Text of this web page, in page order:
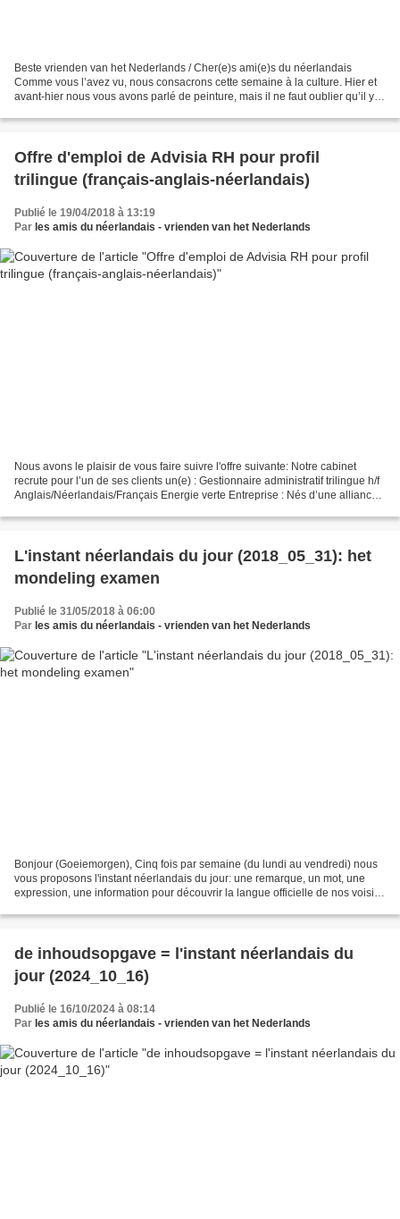
Beste vrienden van het Nederlands / Cher(e)s ami(e)s du néerlandais
Comme vous l’avez vu, nous consacrons cette semaine à la culture. Hier et
avant-hier nous vous avons parlé de peinture, mais il ne faut oublier qu’il y
Offre d'emploi de Advisia RH pour profil
trilingue (français-anglais-néerlandais)
Publié le 19/04/2018 à 13:19
Par les amis du néerlandais - vrienden van het Nederlands
Nous avons le plaisir de vous faire suivre l'offre suivante: Notre cabinet
recrute pour l’un de ses clients un(e) : Gestionnaire administratif trilingue h/f
Anglais/Néerlandais/Français Energie verte Entreprise : Nés d’une alliance
L'instant néerlandais du jour (2018_05_31): het
mondeling examen
Publié le 31/05/2018 à 06:00
Par les amis du néerlandais - vrienden van het Nederlands
Bonjour (Goeiemorgen), Cinq fois par semaine (du lundi au vendredi) nous
vous proposons l'instant néerlandais du jour: une remarque, un mot, une
expression, une information pour découvrir la langue officielle de nos voisins
de inhoudsopgave = l'instant néerlandais du
jour (2024_10_16)
Publié le 16/10/2024 à 08:14
Par les amis du néerlandais - vrienden van het Nederlands